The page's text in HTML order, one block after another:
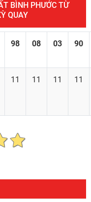
BÌNH PHƯỚC TỪ
QUAY
98 08 03 90
11 11 11 11